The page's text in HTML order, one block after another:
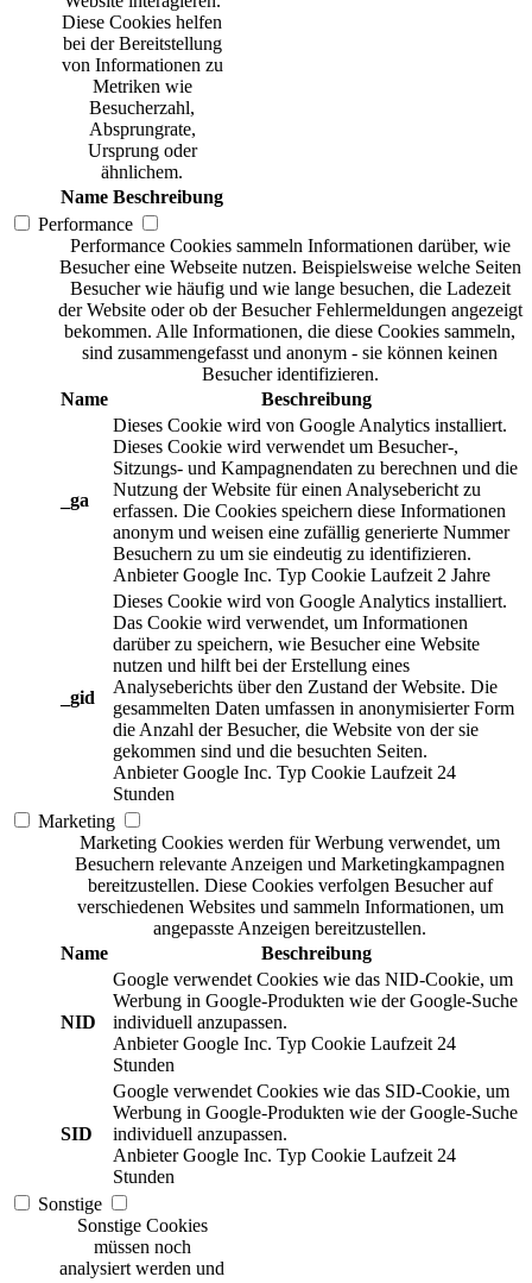
Diese Cookies helfen
bei der Bereitstellung
von Informationen zu
Metriken wie
Besucherzahl,
Absprungrate,
Ursprung oder
ähnlichem.
Name Beschreibung
Performance
Performance Cookies sammeln Informationen darüber, wie
Besucher eine Webseite nutzen. Beispielsweise welche Seiten
Besucher wie häufig und wie lange besuchen, die Ladezeit
der Website oder ob der Besucher Fehlermeldungen angezeigt
bekommen. Alle Informationen, die diese Cookies sammeln,
sind zusammengefasst und anonym - sie können keinen
Besucher identifizieren.
Name
Beschreibung
_ga
Dieses Cookie wird von Google Analytics installiert.
Dieses Cookie wird verwendet um Besucher-,
Sitzungs- und Kampagnendaten zu berechnen und die
Nutzung der Website für einen Analysebericht zu
erfassen. Die Cookies speichern diese Informationen
anonym und weisen eine zufällig generierte Nummer
Besuchern zu um sie eindeutig zu identifizieren.
Anbieter Google Inc. Typ Cookie Laufzeit 2 Jahre
_gid
Dieses Cookie wird von Google Analytics installiert.
Das Cookie wird verwendet, um Informationen
darüber zu speichern, wie Besucher eine Website
nutzen und hilft bei der Erstellung eines
Analyseberichts über den Zustand der Website. Die
gesammelten Daten umfassen in anonymisierter Form
die Anzahl der Besucher, die Website von der sie
gekommen sind und die besuchten Seiten.
Anbieter Google Inc. Typ Cookie Laufzeit 24
Stunden
Marketing
Marketing Cookies werden für Werbung verwendet, um
Besuchern relevante Anzeigen und Marketingkampagnen
bereitzustellen. Diese Cookies verfolgen Besucher auf
verschiedenen Websites und sammeln Informationen, um
angepasste Anzeigen bereitzustellen.
Name
Beschreibung
NID
Google verwendet Cookies wie das NID-Cookie, um
Werbung in Google-Produkten wie der Google-Suche
individuell anzupassen.
Anbieter Google Inc. Typ Cookie Laufzeit 24
Stunden
SID
Google verwendet Cookies wie das SID-Cookie, um
Werbung in Google-Produkten wie der Google-Suche
individuell anzupassen.
Anbieter Google Inc. Typ Cookie Laufzeit 24
Stunden
Sonstige
Sonstige Cookies
müssen noch
analysiert werden und